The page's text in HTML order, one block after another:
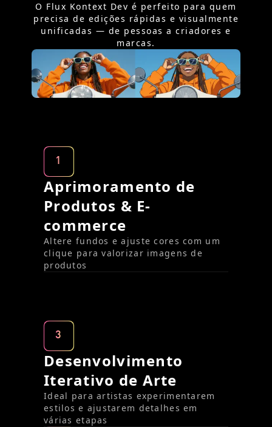
O Flux Kontext Dev é perfeito para quem
precisa de edições rápidas e visualmente
unificadas — de pessoas a criadores e
marcas.
1
Aprimoramento de
Produtos & E-
commerce
Altere fundos e ajuste cores com um
clique para valorizar imagens de
produtos
3
Desenvolvimento
Iterativo de Arte
Ideal para artistas experimentarem
estilos e ajustarem detalhes em
várias etapas